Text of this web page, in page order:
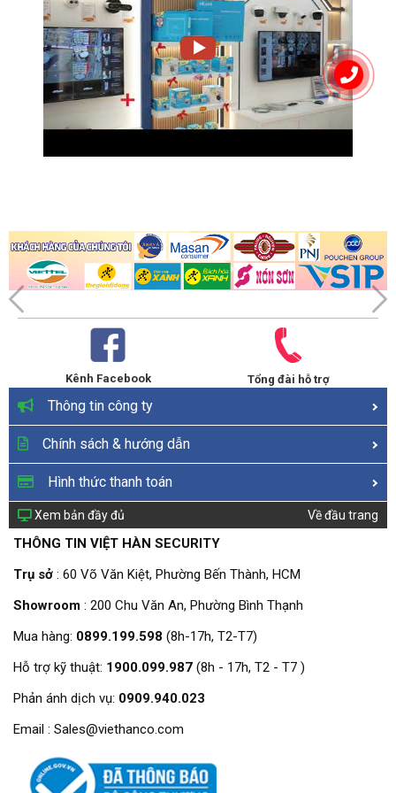
Access
Interoperability
ONVIF 22.06(Profile T; Profile S; Profile G);
CGI; SDK
Browser
Chrome; IE9 and later; Firefox
Recording Playback
Playback
Up to 16 channels
Record Mode
General, motion detection; intelligent; alarm
Storage
Disk Group
Yes
Alarm
General Alarm
Motion detection; privacy masking; video
external alarm
Anomaly Alarm Camera disconnection; storage error; disk
and cybersecurity exception
Intelligent AlarmFace detection; face recognition; perimeter
protection; SMD Plus; people counting; stereo
analysis; heat m
Alarm Linkage
Record; snapshot; IPC external alarm output;
audio; buzzer; log; preset; email
Port
Audio Input
1-channel RCA
Audio Output
1-channel RCA
Alarm Output
2 channels
HDD Interface
2 SATA ports, up to 16 TB.The maximum
temperature.
USB
2 (1 front USB 2.0 port, 1 rear USB 2.0 port)
HDMI
VGA
1
Power Supply
12 VDC, 4 A
Power
Kênh Facebook Tổng đài hỗ trợ
Thông tin công ty
Chính sách & hướng dẫn
Hình thức thanh toán
Xem bản đầy đủ Về đầu trang
THÔNG TIN VIỆT HÀN SECURITY
Trụ sở : 60 Võ Văn Kiệt, Phường Bến Thành, HCM
Showroom : 200 Chu Văn An, Phường Bình Thạnh
Mua hàng: 0899.199.598 (8h-17h, T2-T7)
Hỗ trợ kỹ thuật: 1900.099.987 (8h - 17h, T2 - T7 )
Phản ánh dịch vụ: 0909.940.023
Email : Sales@viethanco.com